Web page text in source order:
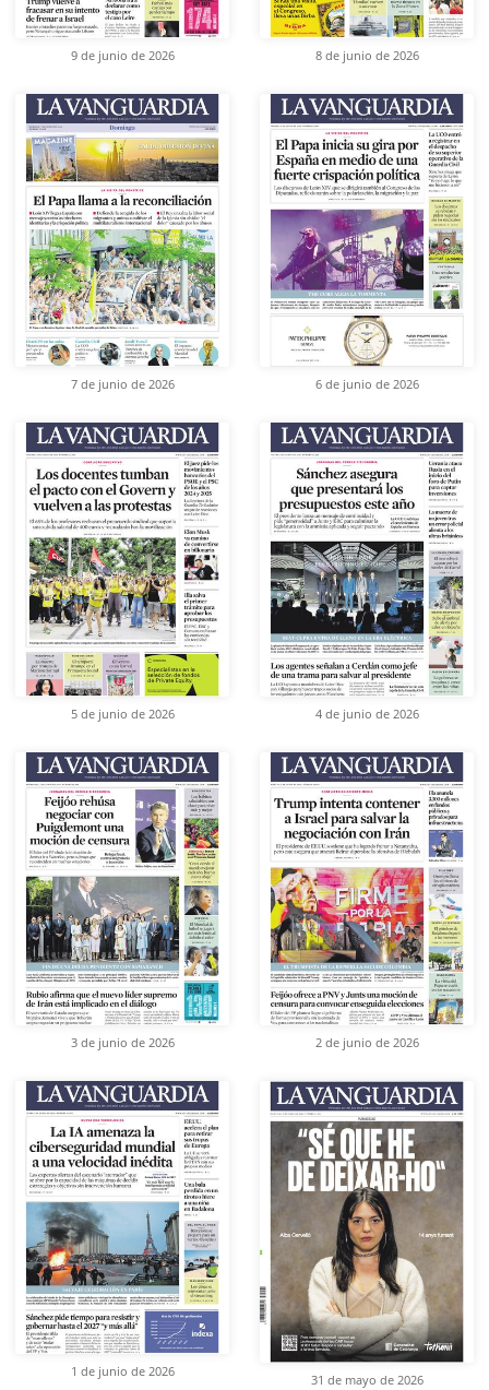
9 de junio de 2026 8 de junio de 2026
7 de junio de 2026 6 de junio de 2026
5 de junio de 2026 4 de junio de 2026
3 de junio de 2026 2 de junio de 2026
1 de junio de 2026
31 de mayo de 2026